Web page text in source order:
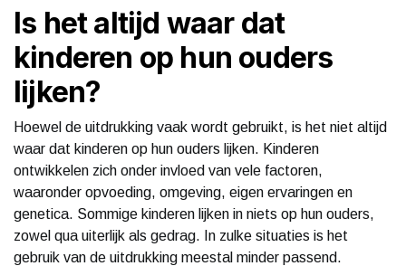
Is het altijd waar dat
kinderen op hun ouders
lijken?
Hoewel de uitdrukking vaak wordt gebruikt, is het niet altijd
waar dat kinderen op hun ouders lijken. Kinderen
ontwikkelen zich onder invloed van vele factoren,
waaronder opvoeding, omgeving, eigen ervaringen en
genetica. Sommige kinderen lijken in niets op hun ouders,
zowel qua uiterlijk als gedrag. In zulke situaties is het
gebruik van de uitdrukking meestal minder passend.